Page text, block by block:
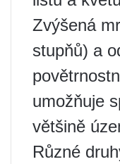
Zvýšená
stupňů) a
umožňuje
většině
Různé